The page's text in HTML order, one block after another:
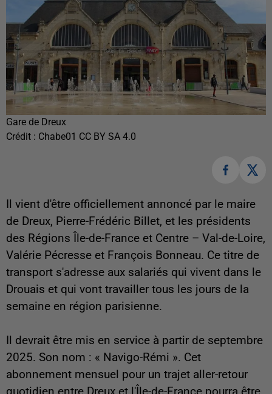
Gare de Dreux
Crédit : Chabe01 CC BY SA 4.0
Il vient d'être officiellement annoncé par le maire
de Dreux, Pierre-Frédéric Billet, et les présidents
des Régions Île-de-France et Centre – Val-de-Loire,
Valérie Pécresse et François Bonneau. Ce titre de
transport s'adresse aux salariés qui vivent dans le
Drouais et qui vont travailler tous les jours de la
semaine en région parisienne.
Il devrait être mis en service à partir de septembre
2025. Son nom : « Navigo-Rémi ». Cet
abonnement mensuel pour un trajet aller-retour